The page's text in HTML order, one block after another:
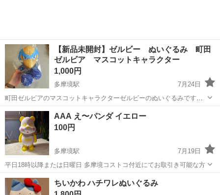
【新品未開封】ゼルビー ぬいぐるみ 町田
ゼルビア マスコットキャラクター
1,000円
多摩境駅
7月24日
町田ゼルビアのマスコットキャラクターゼルビーのぬいぐるみです。
新品未開封です。 自宅内で保管していたため、日焼けなどもありませ
ん。 喫煙者ペットもありません。 小山ヶ丘の自宅まで取りに来てくだ
さる方でお願いいた...
東京 町田市 多摩境駅 おもちゃ
AAA え〜パンダ イエロー
100円
多摩境駅
7月19日
平日18時以降または日曜日 多摩境コストコ付近にてお取引き可能な方
東京 町田市 多摩境駅
ちいかわ ハチワレぬいぐるみ